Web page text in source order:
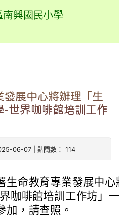
興國民小學
展中心將辦理「生
-世界咖啡館培訓工作
06-07 | 點閱數： 114
生命教育專業發展中
咖啡館培訓工作坊」
加，請查照。